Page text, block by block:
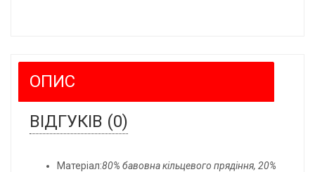
ОПИС
ВІДГУКІВ (0)
Матеріал:80% бавовна кільцевого прядіння, 20%